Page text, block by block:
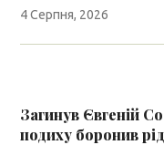
4 Серпня, 2026
Загинув Євгеній
подиху боронив